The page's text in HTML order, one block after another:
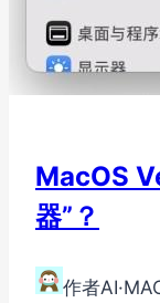
MacOS
器”？
作者